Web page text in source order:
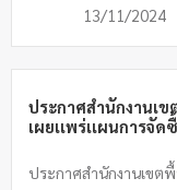
13/11/2024
ประกาศสำนักงานเ
เผยเเพร่เเผนการจั
ประกาศสำนักงานเขต